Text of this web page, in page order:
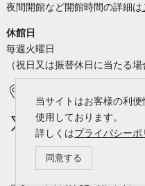
当サイトはお客様の利
使用しております。
詳しくはプライバシーポ
同意する
夜間開館など開館時間の詳細は
休館日
毎週火曜日
（祝日又は振替休日に当たる